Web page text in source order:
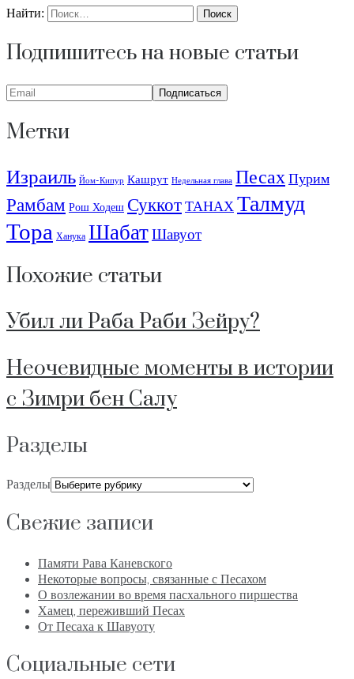
Найти:
Подпишитесь на новые статьи
Метки
Израиль Йом-Кипур Кашрут Недельная глава Песах Пурим
Рамбам Рош Ходеш СуккотТАНАХТалмуд
Тора Ханука ШабатШавуот
Похожие статьи
Убил ли Раба Раби Зейру?
Неочевидные моменты в истории
с Зимри бен Салу
Разделы
Разделы
Свежие записи
Памяти Рава Каневского
Некоторые вопросы, связанные с Песахом
О возлежании во время пасхального пиршества
Хамец, переживший Песах
От Песаха к Шавуоту
Социальные сети